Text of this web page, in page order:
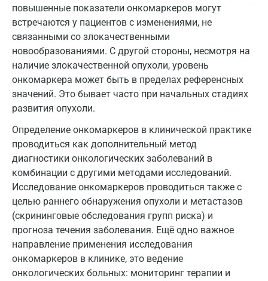
повышенные показатели онкомаркеров могут
встречаются у пациентов с изменениями, не
связанными со злокачественными
новообразованиями. С другой стороны, несмотря на
наличие злокачественной опухоли, уровень
онкомаркера может быть в пределах референсных
значений. Это бывает часто при начальных стадиях
развития опухоли.
Определение онкомаркеров в клинической практике
проводиться как дополнительный метод
диагностики онкологических заболеваний в
комбинации с другими методами исследований.
Исследование онкомаркеров проводиться также с
целью раннего обнаружения опухоли и метастазов
(скрининговые обследования групп риска) и
прогноза течения заболевания. Ещё одно важное
направление применения исследования
онкомаркеров в клинике, это ведение
онкологических больных: мониторинг терапии и
Ковров
Коломна
Королев
Кострома
Котельники
Красногорск
Краснодар
Красноярск
Курск
Лабинск
Липецк
Лобня